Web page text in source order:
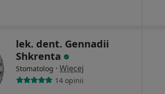
lek. dent. Gennadii
Shkrenta
Stomatolog · Więcej
14 opinii